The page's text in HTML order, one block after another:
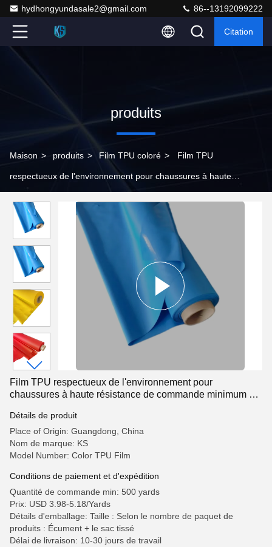
hydhongyundasale2@gmail.com 86--13192099222
Citation
produits
Maison > produits > Film TPU coloré > Film TPU
respectueux de l'environnement pour chaussures à haute
Film TPU respectueux de l'environnement pour
chaussures à haute résistance de commande minimum de
Détails de produit
Place of Origin: Guangdong, China
Nom de marque: KS
Model Number: Color TPU Film
Conditions de paiement et d'expédition
Quantité de commande min: 500 yards
Prix: USD 3.98-5.18/Yards
Détails d'emballage: Taille : Selon le nombre de paquet de
produits : Écument + le sac tissé
Délai de livraison: 10-30 jours de travail